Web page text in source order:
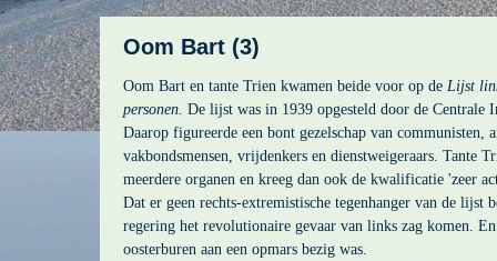
Oom Bart (3)
Oom Bart en tante Trien kwamen beide voor op de Lijst
personen. De lijst was in 1939 opgesteld door de Centrale
Daarop figureerde een bont gezelschap van communisten,
vakbondsmensen, vrijdenkers en dienstweigeraars. Tante
meerdere organen en kreeg dan ook de kwalificatie 'zeer
Dat er geen rechts-extremistische tegenhanger van de lijst
regering het revolutionaire gevaar van links zag komen.
oosterburen aan een opmars bezig was.